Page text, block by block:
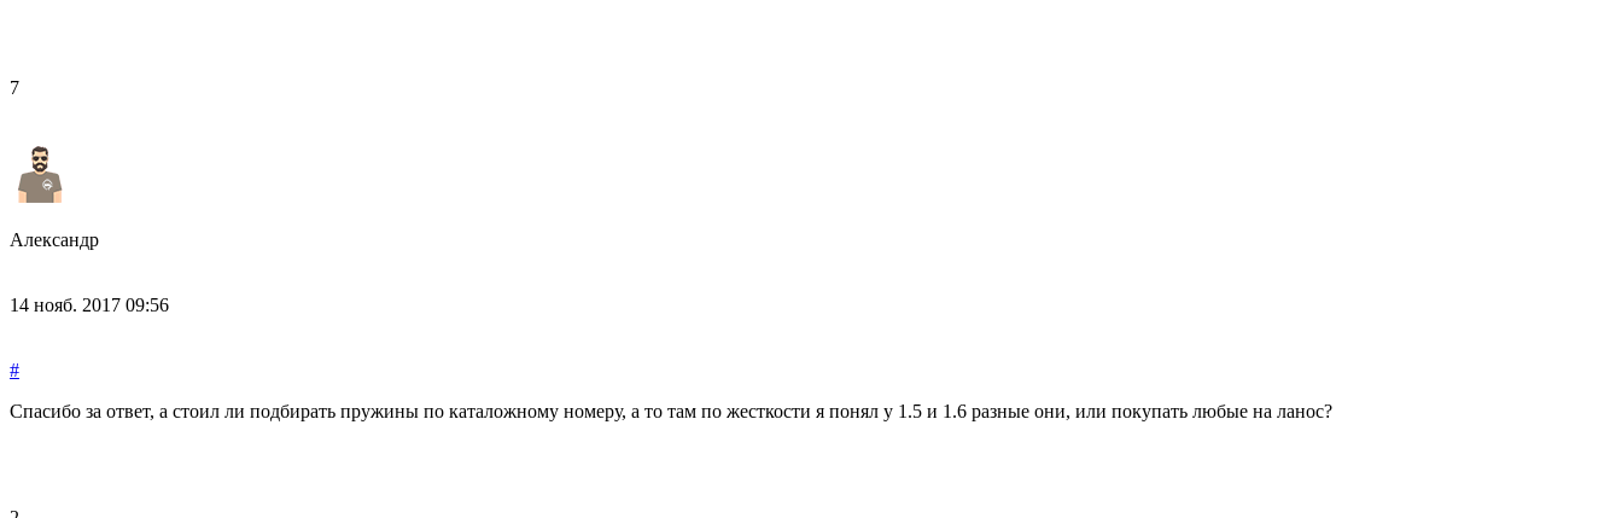
7
Александр
14 нояб. 2017 09:56
#
Спасибо за ответ, а стоил ли подбирать пружины по каталожному номеру, а то там по жесткости я понял у 1.5 и 1.6 разные они, или покупать любые на ланос?